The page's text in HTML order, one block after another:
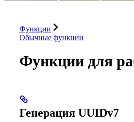
Функции
Обычные функции
Функции для
Генерация UUIDv7